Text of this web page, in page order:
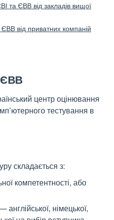
ЄВВ
центр оцінювання
тестування в
складається з:
компетентності, або
англійської, німецької,
та ЄВВ від закладів вищої
від приватних компаній